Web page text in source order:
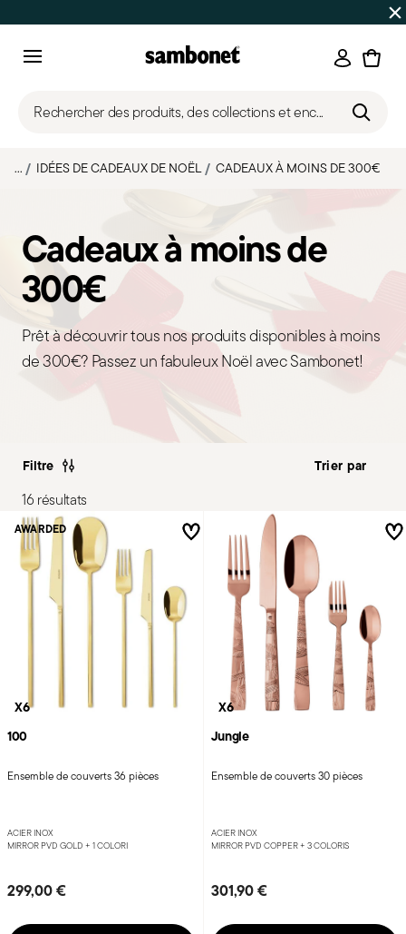
Jusqu'à -50% | Commandes du 7 au 16
Rechercher des produits, des collections et enc...
... IDÉES DE CADEAUX DE NOËL CADEAUX À MOINS DE 300€
Cadeaux à moins de
300€
Prêt à découvrir tous nos produits disponibles à moins
de 300€? Passez un fabuleux Noël avec Sambonet!
Filtre
16 résultats
X6
100
Ensemble de couverts 36 pièces
ACIER INOX
MIRROR PVD GOLD + 1 COLORI
299,00 €
AWARDED
X6
Jungle
Ensemble de couverts 30 pièces
ACIER INOX
MIRROR PVD COPPER + 3 COLORIS
301,90 €